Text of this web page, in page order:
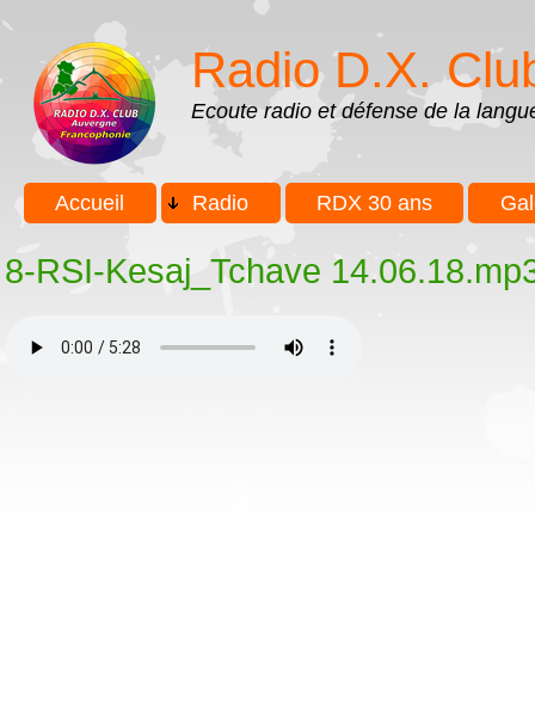
Radio D.X.
Ecoute radio et défense de la
Menu principal
Accueil Radio RDX 30 ans
8-RSI-Kesaj_Tchave